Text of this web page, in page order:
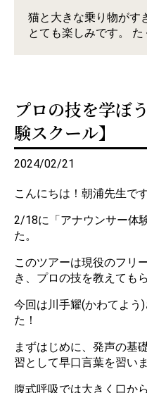
猫と大きな乗り物がす
とても楽しみです。
プロの技を学ぼ
験スクール】
2024/02/21
こんにちは！朝浦先生です
2/18に「アナウンサー体
た。
このツアーは現役のフリ
き、プロの技を教えても
今回は川手耀(かわてよう
た！
まずはじめに、発声の基
習として早口言葉を習いま
腹式呼吸では大きく口か